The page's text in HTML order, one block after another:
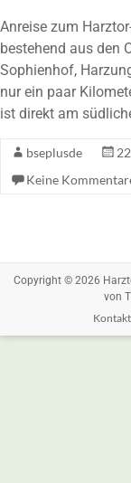
Anreise zum
bestehend aus den
Sophienhof,
nur ein paar
ist direkt am
bseplusde
Keine
Copyright © 2026
von